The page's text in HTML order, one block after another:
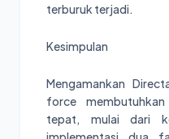
terburuk terjadi.
Kesimpulan
Mengamankan
force
tepat, mulai dari